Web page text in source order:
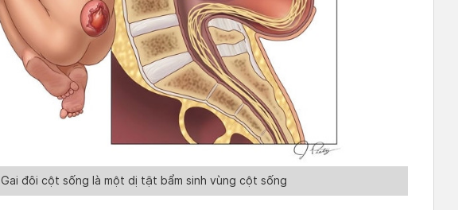
Gai đôi cột sống là một dị tật bẩm sinh vùng cột sống